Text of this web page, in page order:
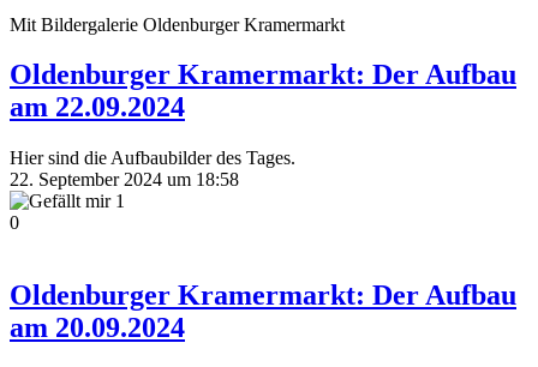
Mit Bildergalerie Oldenburger Kramermarkt
Oldenburger Kramermarkt: Der Aufbau
am 22.09.2024
Hier sind die Aufbaubilder des Tages.
22. September 2024 um 18:58
1
0
Oldenburger Kramermarkt: Der Aufbau
am 20.09.2024